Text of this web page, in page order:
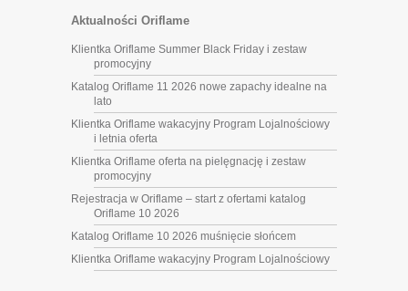
Aktualności Oriflame
Klientka Oriflame Summer Black Friday i zestaw
promocyjny
Katalog Oriflame 11 2026 nowe zapachy idealne na
lato
Klientka Oriflame wakacyjny Program Lojalnościowy
i letnia oferta
Klientka Oriflame oferta na pielęgnację i zestaw
promocyjny
Rejestracja w Oriflame – start z ofertami katalog
Oriflame 10 2026
Katalog Oriflame 10 2026 muśnięcie słońcem
Klientka Oriflame wakacyjny Program Lojalnościowy